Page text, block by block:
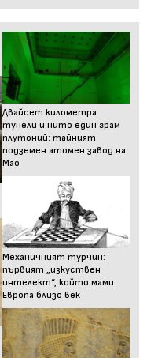
Двайсет километра
тунели и нито един грам
плутоний: тайният
подземен атомен завод на
Мао
Механичният турчин:
първият „изкуствен
интелект“, който мами
Европа близо век